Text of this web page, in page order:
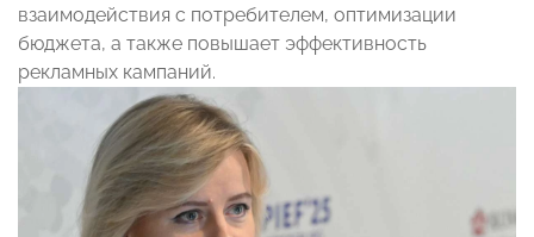
взаимодействия с потребителем, оптимизации
бюджета, а также повышает эффективность
рекламных кампаний.